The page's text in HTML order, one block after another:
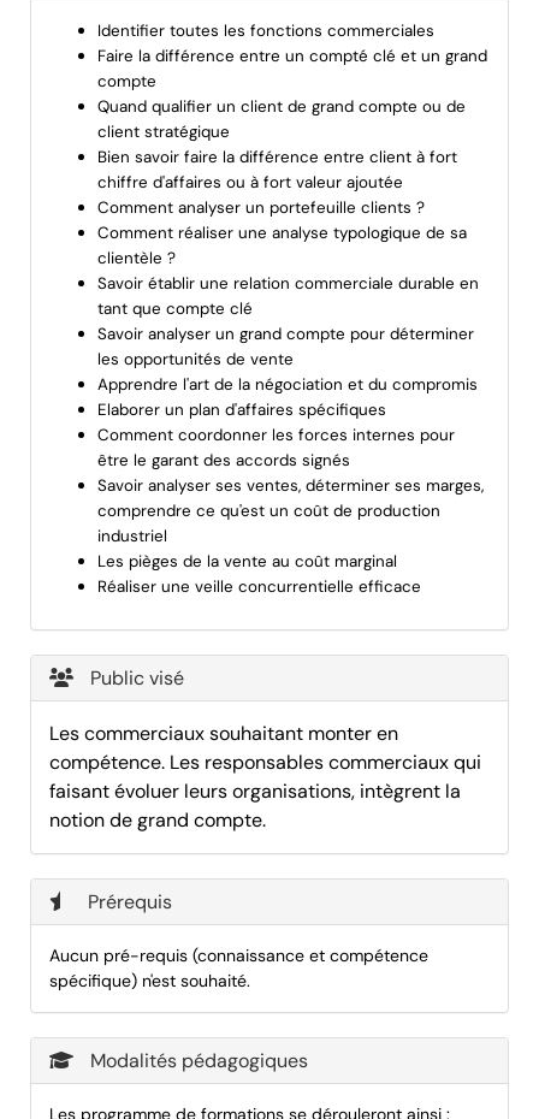
Identifier toutes les fonctions commerciales
Faire la différence entre un compté clé et un grand
compte
Quand qualifier un client de grand compte ou de
client stratégique
Bien savoir faire la différence entre client à fort
chiffre d'affaires ou à fort valeur ajoutée
Comment analyser un portefeuille clients ?
Comment réaliser une analyse typologique de sa
clientèle ?
Savoir établir une relation commerciale durable en
tant que compte clé
Savoir analyser un grand compte pour déterminer
les opportunités de vente
Apprendre l'art de la négociation et du compromis
Elaborer un plan d'affaires spécifiques
Comment coordonner les forces internes pour
être le garant des accords signés
Savoir analyser ses ventes, déterminer ses marges,
comprendre ce qu'est un coût de production
industriel
Les pièges de la vente au coût marginal
Réaliser une veille concurrentielle efficace
Public visé
Les commerciaux souhaitant monter en
compétence. Les responsables commerciaux qui
faisant évoluer leurs organisations, intègrent la
notion de grand compte.
Prérequis
Aucun pré-requis (connaissance et compétence
spécifique) n'est souhaité.
Modalités pédagogiques
Les programme de formations se dérouleront ainsi :